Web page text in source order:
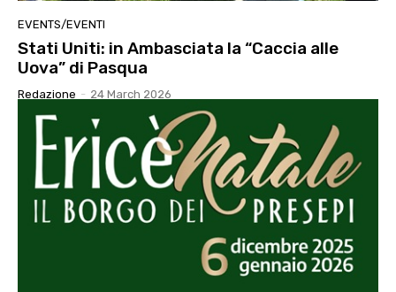
EVENTS/EVENTI
Stati Uniti: in Ambasciata la “Caccia alle
Uova” di Pasqua
Redazione - 24 March 2026